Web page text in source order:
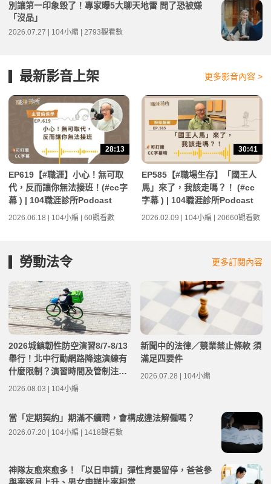
別讓第一印象毀了！專家曝5大聊天地雷 問了恐被嫌
「沒品」
2026.07.27 | 104小編 | 2793觀看數
最新影音上架 更多影音內容 >
28:13
EP619【#職涯】小心！無可取
代，反而讓你無法接班！(#cc字
幕 ) | 104職涯診所Podcast
2026.06.18 | 104小編 | 60觀看數
30:41
EP585【#職場生存】「國王人
馬」來了，我該走嗎？！ (#cc
字幕 ) | 104職涯診所Podcast
2026.02.09 | 104小編 | 20660觀看數
勞動法令 更多訂閱內容
2026城鎮韌性防空演習8/7-8/13
舉行！北中行動網路降速演練有
什麼限制？演習時間及管制注意
事項整理
2026.08.03 | 104小編
新聞中的法律／競業禁止條款 須
滿足四要件
2026.07.28 | 104小編
當「定期契約」期滿不續聘，會構成違法解僱嗎？
2026.07.20 | 104小編 | 1418觀看數
神隊友愈來愈多！「以日申請」彈性育嬰留停，爸爸參